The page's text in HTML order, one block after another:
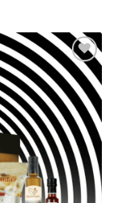
Adicionar
aos meus
desejos